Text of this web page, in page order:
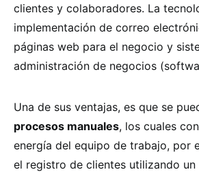
clientes y colaboradores. La
implementación de correo
páginas web para el negocio y
administración de negocios
Una de sus ventajas, es que se
procesos manuales, los cuales
energía del equipo de trabajo, por
el registro de clientes utilizando